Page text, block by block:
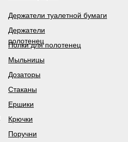
Поручни
Дозаторы
Стаканы
Ершики
Крючки
Держатели
полотенец
Мыльницы
Держатели туалетной бумаги
Полки для полотенец